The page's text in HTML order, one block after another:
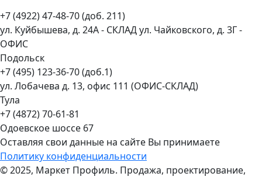
+7 (4922) 47-48-70 (доб. 211)
ул. Куйбышева, д. 24А - СКЛАД ул. Чайковского, д. 3Г -
ОФИС
Подольск
+7 (495) 123-36-70 (доб.1)
ул. Лобачева д. 13, офис 111 (ОФИС-СКЛАД)
Тула
+7 (4872) 70-61-81
Одоевское шоссе 67
Оставляя свои данные на сайте Вы принимаете
Политику конфиденциальности
© 2025, Маркет Профиль. Продажа, проектирование,